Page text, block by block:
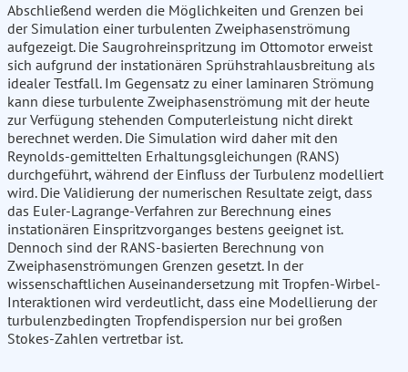
Abschließend werden die Möglichkeiten und Grenzen bei
der Simulation einer turbulenten Zweiphasenströmung
aufgezeigt. Die Saugrohreinspritzung im Ottomotor erweist
sich aufgrund der instationären Sprühstrahlausbreitung als
idealer Testfall. Im Gegensatz zu einer laminaren Strömung
kann diese turbulente Zweiphasenströmung mit der heute
zur Verfügung stehenden Computerleistung nicht direkt
berechnet werden. Die Simulation wird daher mit den
Reynolds-gemittelten Erhaltungsgleichungen (RANS)
durchgeführt, während der Einfluss der Turbulenz modelliert
wird. Die Validierung der numerischen Resultate zeigt, dass
das Euler-Lagrange-Verfahren zur Berechnung eines
instationären Einspritzvorganges bestens geeignet ist.
Dennoch sind der RANS-basierten Berechnung von
Zweiphasenströmungen Grenzen gesetzt. In der
wissenschaftlichen Auseinandersetzung mit Tropfen-Wirbel-
Interaktionen wird verdeutlicht, dass eine Modellierung der
turbulenzbedingten Tropfendispersion nur bei großen
Stokes-Zahlen vertretbar ist.